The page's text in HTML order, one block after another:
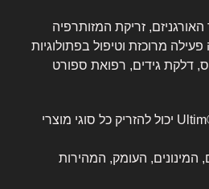
האורגניזם, זריקת המזותרפיה
מרוכזת וטיפול בפתולוגיות
דלקת גידים, רפואת ספורט
אוניברסלי: ה-Ultim® Mesogun יכול להזריק כל סוגי מוצרי
המינונים, העומק, המהירות